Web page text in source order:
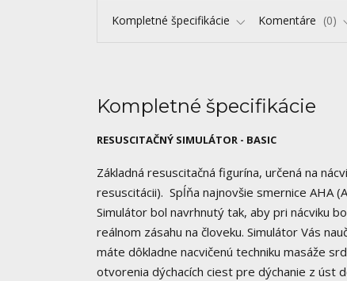
Kompletné špecifikácie Komentáre 0
Kompletné špecifikácie
RESUSCITAČNÝ SIMULÁTOR - BASIC
Základná resuscitačná figurína, určená na
resuscitácii). Spĺňa najnovšie smernice AHA
Simulátor bol navrhnutý tak, aby pri nácviku
reálnom zásahu na človeku. Simulátor Vás
máte dôkladne nacvičenú techniku masáže
otvorenia dýchacích ciest pre dýchanie z úst